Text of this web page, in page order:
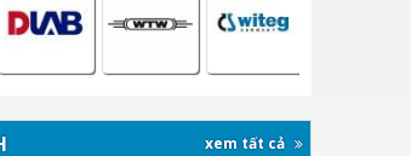
xem tất cả